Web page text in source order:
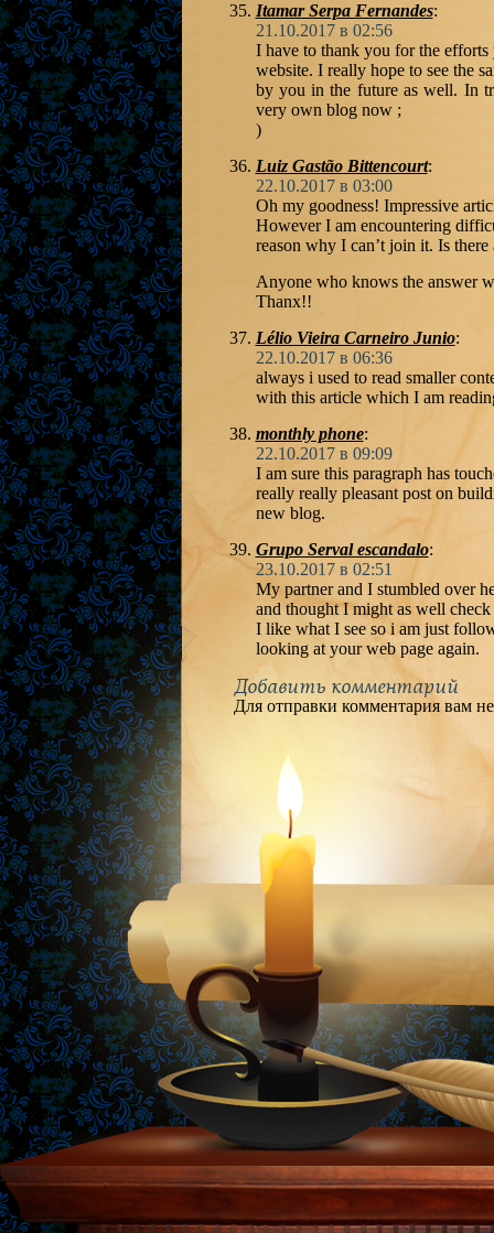
Itamar Serpa Fernandes:
21.10.2017 в 02:56
I have to thank you for the efforts
website. I really hope to see the
by you in the future as well. In
very own blog now ;
)
Luiz Gastão Bittencourt:
22.10.2017 в 03:00
Oh my goodness! Impressive
However I am encountering
reason why I can’t join it. Is
Anyone who knows the answer
Thanx!!
Lélio Vieira Carneiro Junio:
22.10.2017 в 06:36
always i used to read smaller
with this article which I am
monthly phone:
22.10.2017 в 09:09
I am sure this paragraph has
really really pleasant post on
new blog.
Grupo Serval escandalo:
23.10.2017 в 02:51
My partner and I stumbled over
and thought I might as well
I like what I see so i am just
looking at your web page again.
Добавить комментарий
Для отправки комментария вам